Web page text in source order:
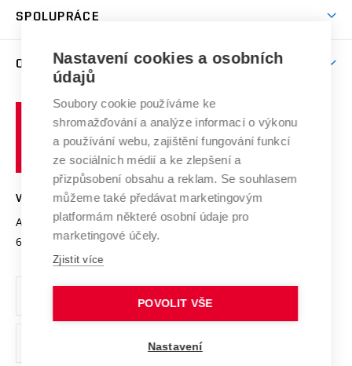
Brno
Celoživotní vzdělávání
E-přihláška
Harmonogram akademického roku
Závěrečné práce
Doktorské studium
Zpracování osobních údajů studentů
Sociální bezpečí
Studium bez bariér
Podpora podnikání
Mezinárodní vědecká rada
Systém zajišťování kvality výzkumu
Výzkumné infrastruktury
Transfer znalostí
Open Science
Projekty
Projekty ze strukturálních fondů
Specifický výzkum
SPOLUPRÁCE
Firemní spolupráce
Zahraniční spolupráce
Spolupráce se školami
Služby univerzity
Mezinárodní dohody
Univerzitní sítě
O UNIVERZITĚ
Profil univerzity
Udržitelná univerzita
Podnikavá univerzita / ContriBUTe
Bezpečná univerzita
Vyznamenání
Organizační struktura
Ochrana osobních údajů
odkaz)
učení
technické
Brně
VYSOKÉ UČENÍ TECHNICKÉ V BRNĚ
Antonínská 548/1
602 00 Brno
www.vut.cz
vut@vutbr.cz
Nastavení cookies a osobních
údajů
Soubory cookie používáme ke
shromažďování a analýze informací o výkonu
a používání webu, zajištění fungování funkcí
ze sociálních médií a ke zlepšení a
přizpůsobení obsahu a reklam. Se souhlasem
můžeme také předávat marketingovým
platformám některé osobní údaje pro
marketingové účely.
Zjistit více
POVOLIT VŠE
Nastavení